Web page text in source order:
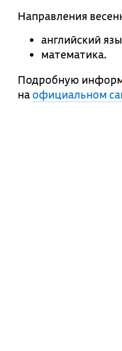
Направления
английский
математика.
Подробную
на официальном